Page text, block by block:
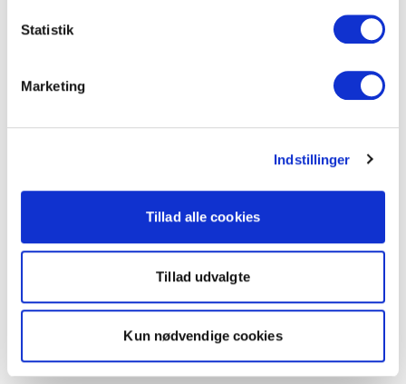
Statistik
Marketing
Indstillinger
Tillad alle cookies
Tillad udvalgte
Kun nødvendige cookies